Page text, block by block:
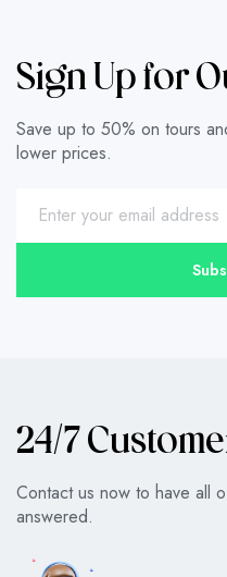
Sign Up for
Save up to 50% on tours
lower prices.
24/7
Contact us now to have all
answered.